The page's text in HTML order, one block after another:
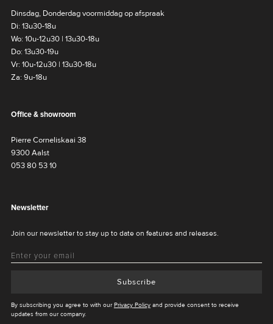
Dinsdag, Donderdag voormiddag op afspraak
Di: 13u30-18u
Wo: 10u-12u30 | 13u30-18u
Do: 13u30-19u
Vr: 10u-12u30 | 13u30-18u
Za: 9u-18u
Office & showroom
Pierre Corneliskaai 38
9300 Aalst
053 80 53 10
Newsletter
Join our newsletter to stay up to date on features and releases.
Subscribe
By subscribing you agree to with our Privacy Policyand provide consent to receive
updates from our company.